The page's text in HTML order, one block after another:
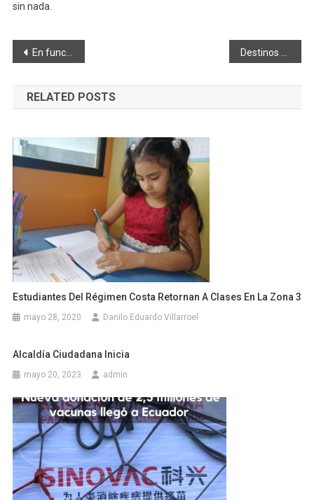
sin nada.
Navegación
de
entradas
En funcionamiento proyecto de riego en Pungalá Destinos turísticos han tomado medidas para precautelar la salud del viajero
RELATED POSTS
Estudiantes Del Régimen Costa Retornan A Clases En La Zona 3
mayo 28, 2020 Danilo Eduardo Villarroel
Alcaldía Ciudadana Inicia
mayo 20, 2023 admin